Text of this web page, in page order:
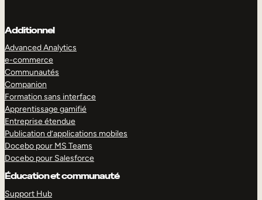
Additionnel
Advanced Analytics
e-commerce
Communautés
Companion
Formation sans interface
Apprentissage gamifié
Entreprise étendue
Publication d’applications mobiles
Docebo pour MS Teams
Docebo pour Salesforce
Éducation et communauté
Support Hub